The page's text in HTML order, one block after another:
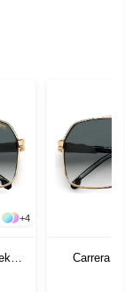
+4
Carrera